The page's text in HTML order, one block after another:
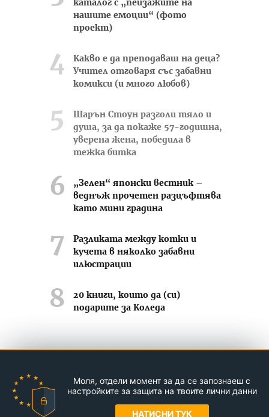
каталог с „пейзажите на
нашите емоции“ (фото
проект)
Какво е да преподаваш на деца?
Учител отговаря със забавни
комикси (и много любов)
Шарън Стоун разголи тяло и
душа, за да покаже 57-годишна,
уверена жена, победила в
тежка битка
„Зелен“ японски вестник –
веднъж прочетен разцъфтява
като мини градина
Разликата между котки и
кучета в няколко забавни
илюстрации
20 книги, които да (си)
подарите за Коледа
Контакти За нас Реклама
© Jasmin.bg 2011-2026
Моля, отдели момент за да се запознаеш с
настройките за защита на твоите лични данни
НАТИСНИ ТУК